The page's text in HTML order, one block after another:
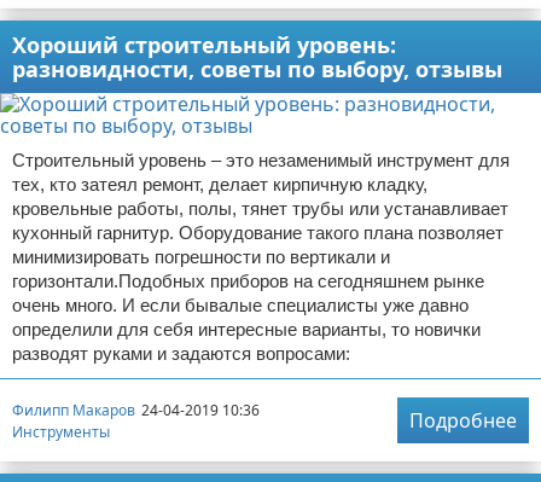
Хороший строительный уровень:
разновидности, советы по выбору, отзывы
Строительный уровень – это незаменимый инструмент для
тех, кто затеял ремонт, делает кирпичную кладку,
кровельные работы, полы, тянет трубы или устанавливает
кухонный гарнитур. Оборудование такого плана позволяет
минимизировать погрешности по вертикали и
горизонтали.Подобных приборов на сегодняшнем рынке
очень много. И если бывалые специалисты уже давно
определили для себя интересные варианты, то новички
разводят руками и задаются вопросами:
Филипп Макаров 24-04-2019 10:36
Инструменты
Подробнее